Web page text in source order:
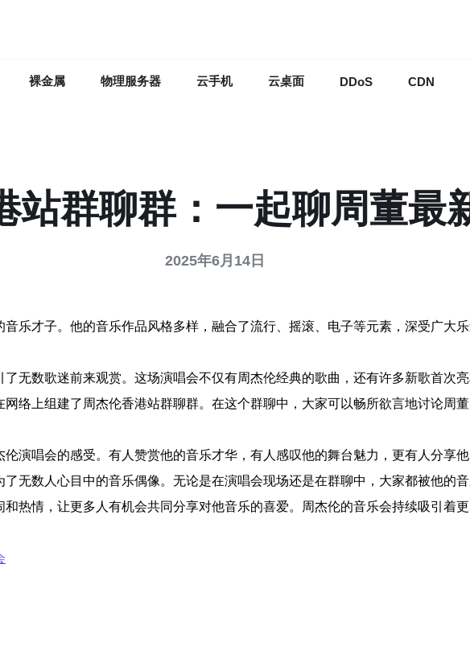
裸金属 物理服务器 云手机 云桌面 DDoS CDN
站群聊群：一起聊周董最
2025年6月14日
乐才子。他的音乐作品风格多样，融合了流行、摇滚、电子等元素，深受广大
无数歌迷前来观赏。这场演唱会不仅有周杰伦经典的歌曲，还有许多新歌首次
络上组建了周杰伦香港站群聊群。在这个群聊中，大家可以畅所欲言地讨论周
演唱会的感受。有人赞赏他的音乐才华，有人感叹他的舞台魅力，更有人分享他
无数人心目中的音乐偶像。无论是在演唱会现场还是在群聊中，大家都被他的
热情，让更多人有机会共同分享对他音乐的喜爱。周杰伦的音乐会持续吸引着